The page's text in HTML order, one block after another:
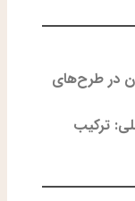
در طرح‌های
ترکیب